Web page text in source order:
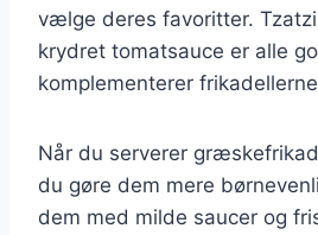
vælge deres favoritter.
krydret tomatsauce er alle
komplementerer
Når du serverer
du gøre dem mere
dem med milde saucer og